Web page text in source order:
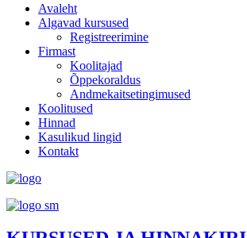
Avaleht
Algavad kursused
Registreerimine
Firmast
Koolitajad
Õppekoraldus
Andmekaitsetingimused
Koolitused
Hinnad
Kasulikud lingid
Kontakt